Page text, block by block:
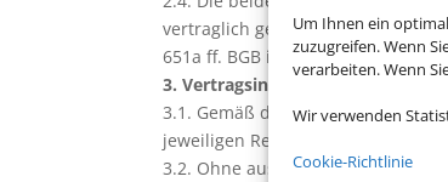
Um Ihnen ein
zuzugreifen. Wenn
verarbeiten. Wenn
Wir verwenden
Cookie-Richtlinie
vertraglich getroffenen
651a ff. BGB i.V.m. Art. 250 ff.
3. Vertragsinhalt
3.1. Gemäß diesen
jeweiligen Reiseveranstalter oder
3.2. Ohne ausdrückliche